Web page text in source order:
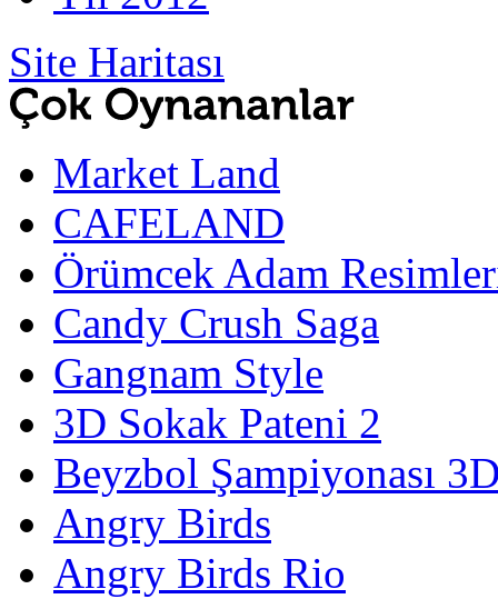
Site Haritası
Market Land
CAFELAND
Örümcek Adam
Candy Crush Saga
Gangnam Style
3D Sokak Pateni 2
Beyzbol Şampiyonası
Angry Birds
Angry Birds Rio